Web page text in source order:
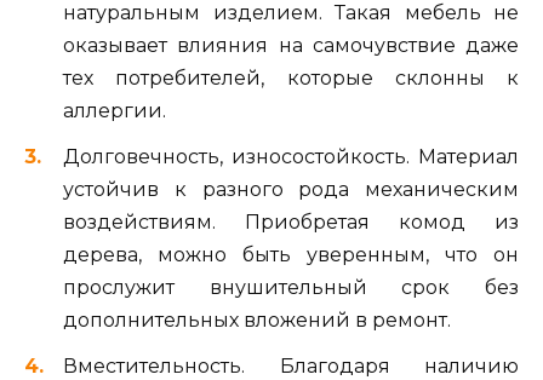
натуральным изделием. Такая мебель не
оказывает влияния на самочувствие даже
тех потребителей, которые склонны к
аллергии.
Долговечность, износостойкость. Материал
устойчив к разного рода механическим
воздействиям. Приобретая комод из
дерева, можно быть уверенным, что он
прослужит внушительный срок без
дополнительных вложений в ремонт.
Вместительность. Благодаря наличию